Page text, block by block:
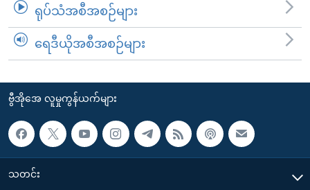
ရုပ်သံအစီအစဉ်များ
ရေဒီယိုအစီအစဉ်များ
ဗွီအိုအေ လူမှုကွန်ယက်များ
သတင်း